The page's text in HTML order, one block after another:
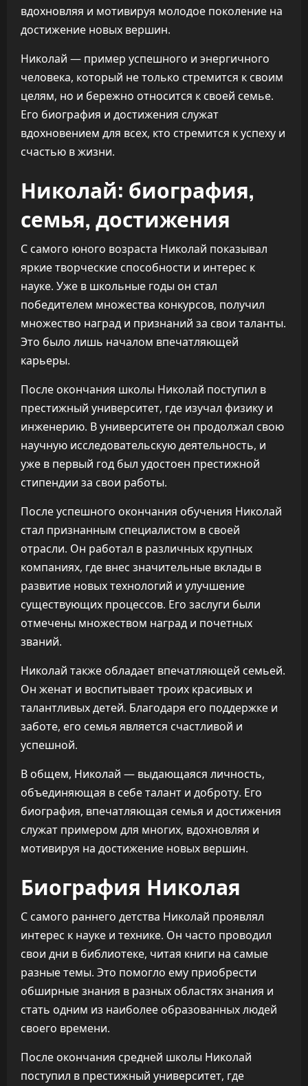
вдохновляя и мотивируя молодое поколение на
достижение новых вершин.
Николай — пример успешного и энергичного
человека, который не только стремится к своим
целям, но и бережно относится к своей семье.
Его биография и достижения служат
вдохновением для всех, кто стремится к успеху и
счастью в жизни.
Николай: биография,
семья, достижения
С самого юного возраста Николай показывал
яркие творческие способности и интерес к
науке. Уже в школьные годы он стал
победителем множества конкурсов, получил
множество наград и признаний за свои таланты.
Это было лишь началом впечатляющей
карьеры.
После окончания школы Николай поступил в
престижный университет, где изучал физику и
инженерию. В университете он продолжал свою
научную исследовательскую деятельность, и
уже в первый год был удостоен престижной
стипендии за свои работы.
После успешного окончания обучения Николай
стал признанным специалистом в своей
отрасли. Он работал в различных крупных
компаниях, где внес значительные вклады в
развитие новых технологий и улучшение
существующих процессов. Его заслуги были
отмечены множеством наград и почетных
званий.
Николай также обладает впечатляющей семьей.
Он женат и воспитывает троих красивых и
талантливых детей. Благодаря его поддержке и
заботе, его семья является счастливой и
успешной.
В общем, Николай — выдающаяся личность,
объединяющая в себе талант и доброту. Его
биография, впечатляющая семья и достижения
служат примером для многих, вдохновляя и
мотивируя на достижение новых вершин.
Биография Николая
С самого раннего детства Николай проявлял
интерес к науке и технике. Он часто проводил
свои дни в библиотеке, читая книги на самые
разные темы. Это помогло ему приобрести
обширные знания в разных областях знания и
стать одним из наиболее образованных людей
своего времени.
После окончания средней школы Николай
поступил в престижный университет, где